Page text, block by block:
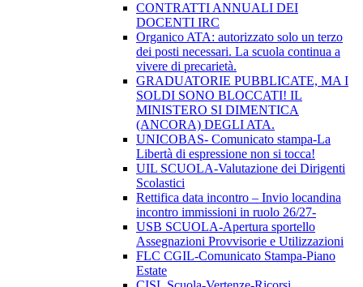
CONTRATTI ANNUALI DEI
DOCENTI IRC
Organico ATA: autorizzato solo un terzo
dei posti necessari. La scuola continua a
vivere di precarietà.
GRADUATORIE PUBBLICATE, MA I
SOLDI SONO BLOCCATI! IL
MINISTERO SI DIMENTICA
(ANCORA) DEGLI ATA.
UNICOBAS- Comunicato stampa-La
Libertà di espressione non si tocca!
UIL SCUOLA-Valutazione dei Dirigenti
Scolastici
Rettifica data incontro – Invio locandina
incontro immissioni in ruolo 26/27-
USB SCUOLA-Apertura sportello
Assegnazioni Provvisorie e Utilizzazioni
FLC CGIL-Comunicato Stampa-Piano
Estate